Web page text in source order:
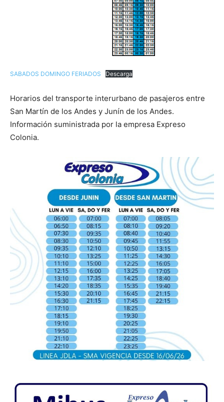
SABADOS DOMINGO FERIADOS Descarga
Horarios del transporte interurbano de pasajeros entre
San Martín de los Andes y Junín de los Andes.
Información suministrada por la empresa Expreso
Colonia.